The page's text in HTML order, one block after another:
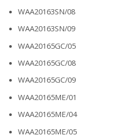
WAA20163SN/08
WAA20163SN/09
WAA20165GC/05
WAA20165GC/08
WAA20165GC/09
WAA20165ME/01
WAA20165ME/04
WAA20165ME/05